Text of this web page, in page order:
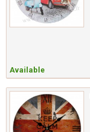
Available